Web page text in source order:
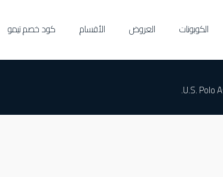
الكوبونات العروض الأقسام كود خصم تيمو